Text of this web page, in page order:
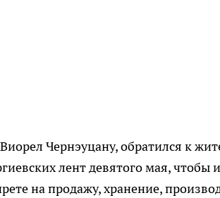
Чернэуцану, обратился к
лент девятого мая, чтобы
на продажу, хранение,